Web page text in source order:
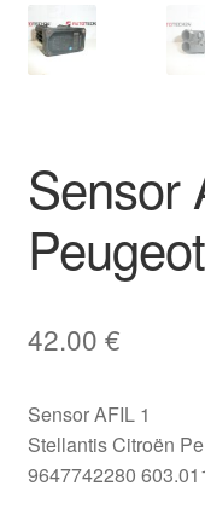
Política de
Sobre nós
Termos e Condições
Transporte
Sensor
42.00 €
Sensor AFIL 1
Stellantis Citroën
9647742280